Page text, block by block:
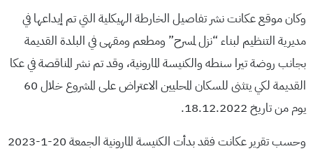
وكان موقع عكانت نشر تفاصيل الخارطة الهيكلية التي تم إيداعها في
مديرية التنظيم لبناء “نزل لمسرح” ومطعم ومقهى في البلدة القديمة
بجانب روضة تيرا سنطه والكنيسة المارونية، وقد تم نشر المناقصة في عكا
القديمة لكي يتثنى للسكان المحليين الاعتراض على المشروع خلال 60
يوم من تاريخ 18.12.2022.
وحسب تقرير عكانت فقد بدأت الكنيسة المارونية الجمعة 20-1-2023